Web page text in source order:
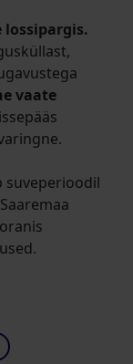
lossipargis.
vaate
suveperioodil